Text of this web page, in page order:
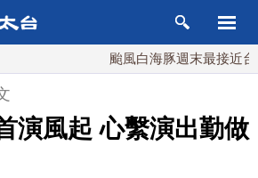
颱風白海豚週末最接近台灣
演風起 心繫演出勤做